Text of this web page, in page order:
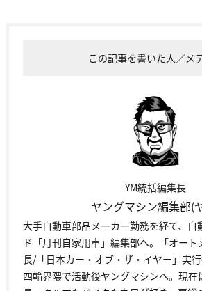
この記事を書いた人／メ
YM統括編集長
ヤングマシン編集部(
大手自動車部品メーカー勤務を経て、自
ド「月刊自家用車」編集部へ。「オー
長/「日本カー・オブ・ザ・イヤー」実
四輪界隈で活動後ヤングマシンへ。現